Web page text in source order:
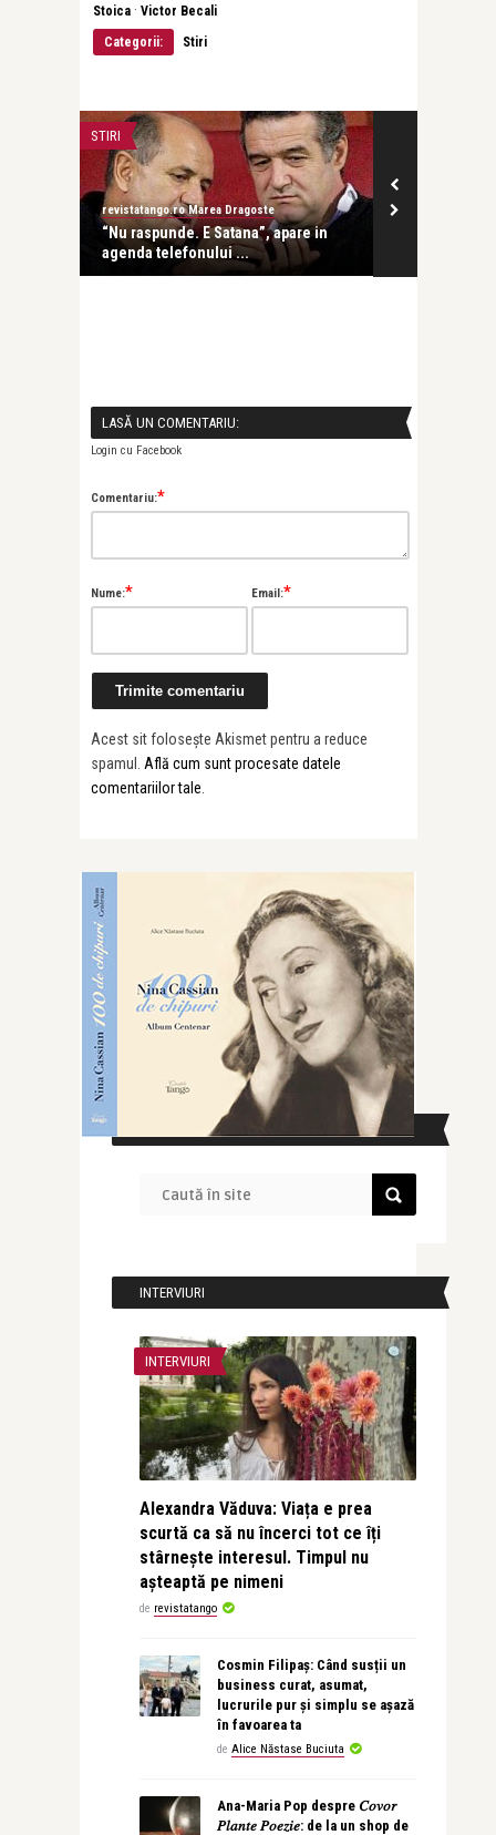
Stoica · Victor Becali
Categorii:
Stiri
STIRI
revistatango.ro Marea Dragoste
“Nu raspunde. E Satana”, apare in
agenda telefonului ...
LASĂ UN COMENTARIU:
Login cu Facebook
Comentariu:*
Nume:* Email:*
Acest sit folosește Akismet pentru a reduce
spamul. Află cum sunt procesate datele
comentariilor tale
CAUTĂ ÎN SITE
INTERVIURI
INTERVIURI
Alexandra Văduva: Viața e prea
scurtă ca să nu încerci tot ce îți
stârnește interesul. Timpul nu
așteaptă pe nimeni
de revistatango
Cosmin Filipaș: Când susții un
business curat, asumat,
lucrurile pur și simplu se așază
în favoarea ta
de Alice Năstase Buciuta
Ana-Maria Pop despre 𝐶𝑜𝑣𝑜𝑟
𝑃𝑙𝑎𝑛𝑡𝑒 𝑃𝑜𝑒𝑧𝑖𝑒: de la un shop de